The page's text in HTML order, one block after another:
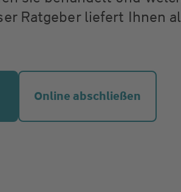
Ratgeber liefert Ihnen
Online abschließen